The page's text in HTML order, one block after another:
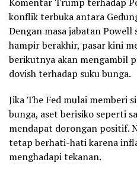
konflik terbuka antara
Dengan masa jabatan Powell
hampir berakhir, pasar kini
berikutnya akan mengambil
dovish terhadap suku bunga.
Jika The Fed mulai memberi
bunga, aset berisiko seperti
mendapat dorongan positif.
tetap berhati-hati karena
menghadapi tekanan.